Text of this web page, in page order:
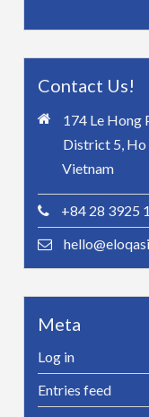
Contact Us!
174 Le Hong
District 5,
Vietnam
+84 28 3925
Meta
Log in
Entries feed